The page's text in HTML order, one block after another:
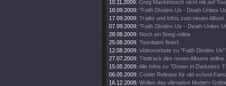
10.11.2009: Greg Mackintosch nicht mit auf
18.09.2009: "Faith Divides Us - Death Unites
17.09.2009: Trailer und Infos zum neuen Album.
07.09.2009: "Faith Divides Us – Death Unites
28.08.2009: Noch ein Song online
25.08.2009: Tourdates fixiert
12.08.2009: Videovorbote zu "Faith Divides Us".
27.07.2009: Titeltrack des neuen Albums online.
15.05.2009: Alle Infos zu "Drown In Darkness-
06.05.2009: Cooler Release für old-school
16.12.2008: Wollen das ultimative Modern